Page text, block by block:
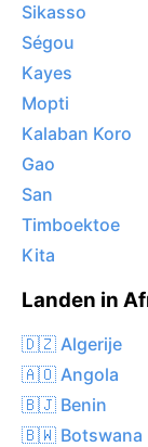
Sikasso
Ségou
Kayes
Mopti
Kalaban Koro
Gao
San
Timboektoe
Kita
Landen in
🇩🇿 Algerije
🇦🇴 Angola
🇧🇯 Benin
🇧🇼 Botswana